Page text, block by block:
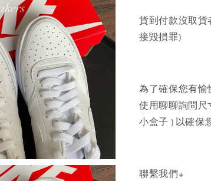
貨到付款沒取貨
接毀損罪)
為了確保您有
使用聊聊詢問
小盒子 ) 以確保
聯繫我們↓